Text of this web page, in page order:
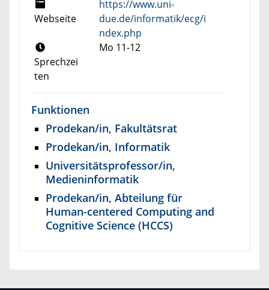
Webseite
https://www.uni-
due.de/informatik/ecg/i
ndex.php
Sprechzei
ten
Mo 11-12
Funktionen
Prodekan/in, Fakultätsrat
Prodekan/in, Informatik
Universitätsprofessor/in,
Medieninformatik
Prodekan/in, Abteilung für
Human-centered Computing and
Cognitive Science (HCCS)